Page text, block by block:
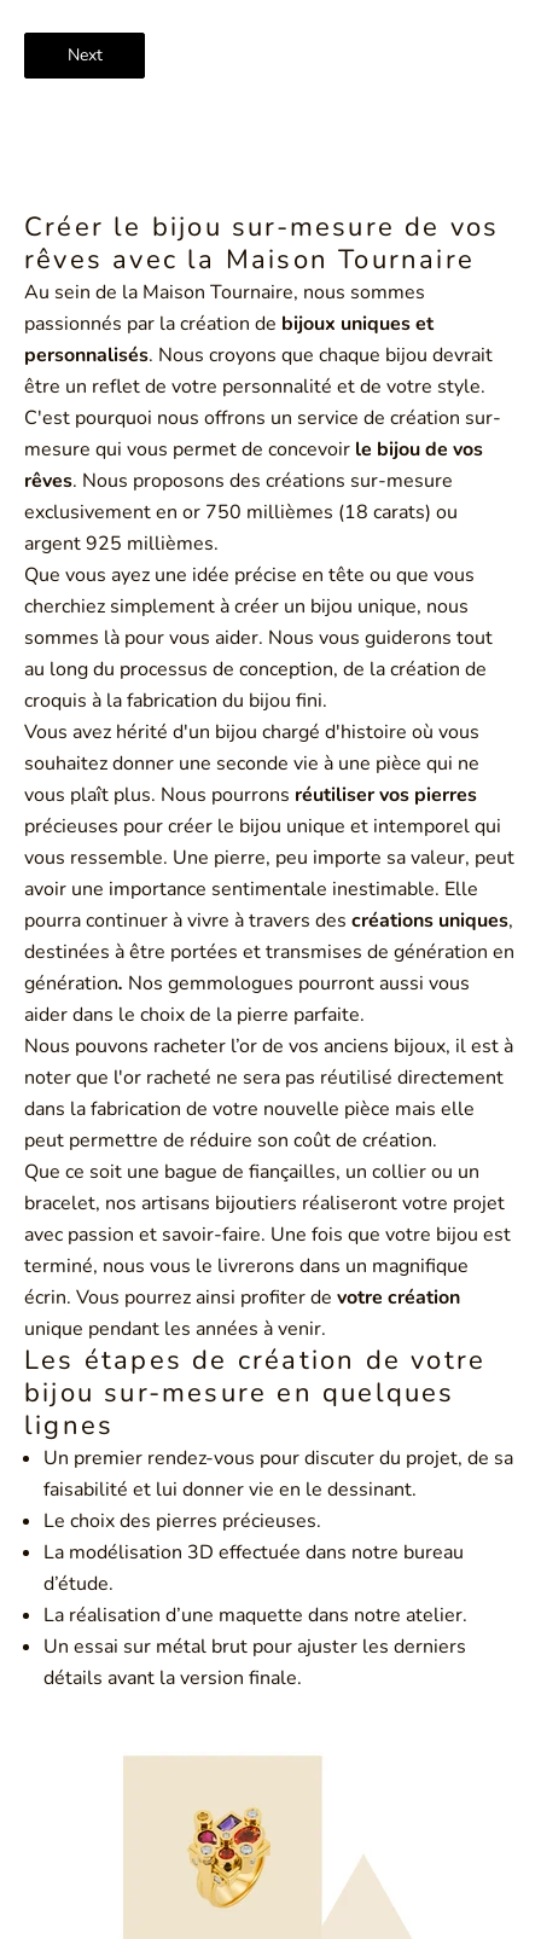
Next
Créer le bijou sur-mesure de vos
rêves avec la Maison Tournaire
Au sein de la Maison Tournaire, nous sommes
passionnés par la création de bijoux uniques et
personnalisés. Nous croyons que chaque bijou devrait
être un reflet de votre personnalité et de votre style.
C'est pourquoi nous offrons un service de création sur-
mesure qui vous permet de concevoir le bijou de vos
rêves. Nous proposons des créations sur-mesure
exclusivement en or 750 millièmes (18 carats) ou
argent 925 millièmes.
Que vous ayez une idée précise en tête ou que vous
cherchiez simplement à créer un bijou unique, nous
sommes là pour vous aider. Nous vous guiderons tout
au long du processus de conception, de la création de
croquis à la fabrication du bijou fini.
Vous avez hérité d'un bijou chargé d'histoire où vous
souhaitez donner une seconde vie à une pièce qui ne
vous plaît plus. Nous pourrons réutiliser vos pierres
précieuses pour créer le bijou unique et intemporel qui
vous ressemble. Une pierre, peu importe sa valeur, peut
avoir une importance sentimentale inestimable. Elle
pourra continuer à vivre à travers des créations uniques,
destinées à être portées et transmises de génération en
génération. Nos gemmologues pourront aussi vous
aider dans le choix de la pierre parfaite.
Nous pouvons racheter l’or de vos anciens bijoux, il est à
noter que l'or racheté ne sera pas réutilisé directement
dans la fabrication de votre nouvelle pièce mais elle
peut permettre de réduire son coût de création.
Que ce soit une bague de fiançailles, un collier ou un
bracelet, nos artisans bijoutiers réaliseront votre projet
avec passion et savoir-faire. Une fois que votre bijou est
terminé, nous vous le livrerons dans un magnifique
écrin. Vous pourrez ainsi profiter de votre création
unique pendant les années à venir.
Les étapes de création de votre
bijou sur-mesure en quelques
lignes
Un premier rendez-vous pour discuter du projet, de sa
faisabilité et lui donner vie en le dessinant.
Le choix des pierres précieuses.
La modélisation 3D effectuée dans notre bureau
d’étude.
La réalisation d’une maquette dans notre atelier.
Un essai sur métal brut pour ajuster les derniers
détails avant la version finale.